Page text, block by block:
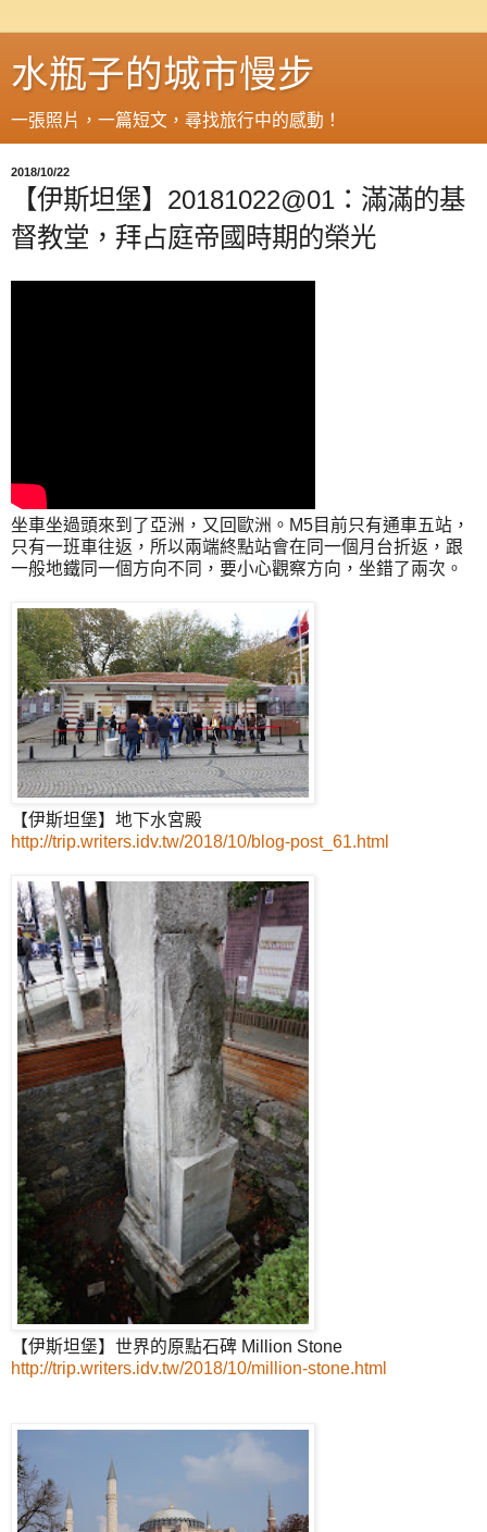
水瓶子的城市慢步
一張照片，一篇短文，尋找旅行中的感動！
2018/10/22
【伊斯坦堡】20181022@01：滿滿的基
督教堂，拜占庭帝國時期的榮光
坐車坐過頭來到了亞洲，又回歐洲。M5目前只有通車五站，
只有一班車往返，所以兩端終點站會在同一個月台折返，跟
一般地鐵同一個方向不同，要小心觀察方向，坐錯了兩次。
【伊斯坦堡】地下水宮殿
http://trip.writers.idv.tw/2018/10/blog-post_61.html
【伊斯坦堡】世界的原點石碑 Million Stone
http://trip.writers.idv.tw/2018/10/million-stone.html